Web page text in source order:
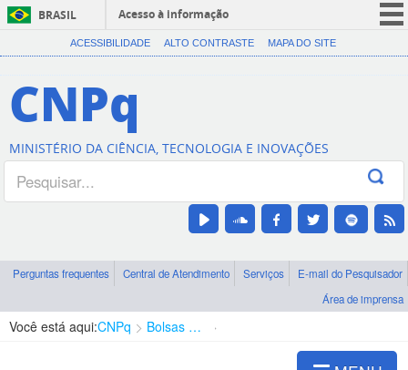
BRASIL
Acesso à informação
CORONAVÍRUS (COVID-19)
Canais
ACESSIBILIDADE ALTO CONTRASTE MAPA DO SITE
CNPq
MINISTÉRIO DA CIÊNCIA, TECNOLOGIA E INOVAÇÕES
Perguntas frequentes Central de Atendimento Serviços
E-mail do Pesquisador
Área de imprensa
Você está aqui:CNPq Bolsas e Auxílios Vigentes